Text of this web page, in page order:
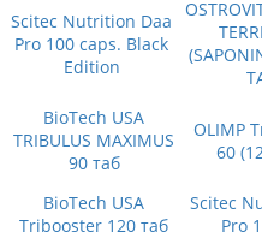
Scitec Nutrition Daa
Pro 100 caps. Black
Edition
BioTech USA
TRIBULUS MAXIMUS
90 таб
OLIMP
60
BioTech USA
Tribooster 120 таб
Scitec
Pro